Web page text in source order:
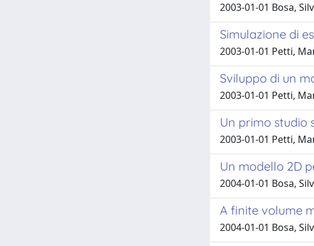
2003-01-01 Bosa,
Simulazione di
2003-01-01 Petti,
Sviluppo di un
2003-01-01 Petti,
Un primo studio
2003-01-01 Petti,
Un modello 2D
2004-01-01 Bosa,
A finite volume
2004-01-01 Bosa,